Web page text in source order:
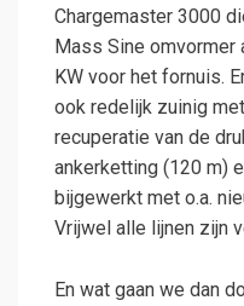
Chargemaster 3000
Mass Sine
KW voor het fornuis.
ook redelijk zuinig
recuperatie van de
ankerketting (120 m)
bijgewerkt met o.a.
Vrijwel alle lijnen zijn
En wat gaan we dan